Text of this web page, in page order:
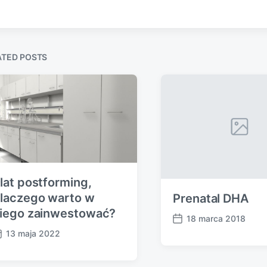
:
POSTS
postforming,
warto w
zainwestować?
13 maja 2022
Prenatal DHA
P
18 marca 2018